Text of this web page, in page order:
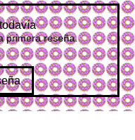
primera reseña.